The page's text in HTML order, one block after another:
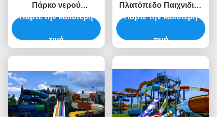
Πάρκο νερού
Εξοπλισμός
παιχνιδιών Ακουά-
Πάρτε την καλύτερη
τιμή
Πλατόπεδο Παιχνιδιού
Φυτογυάλινη Γλιστρίνα
Πάρτε την καλύτερη
τιμή